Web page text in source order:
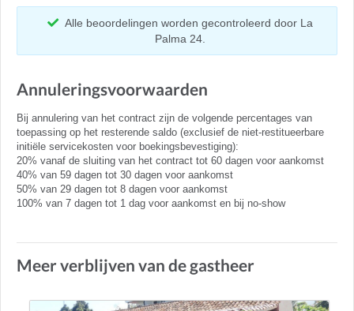
Alle beoordelingen worden gecontroleerd door La
Palma 24.
Annuleringsvoorwaarden
Bij annulering van het contract zijn de volgende percentages van
toepassing op het resterende saldo (exclusief de niet-restitueerbare
initiële servicekosten voor boekingsbevestiging):
20% vanaf de sluiting van het contract tot 60 dagen voor aankomst
40% van 59 dagen tot 30 dagen voor aankomst
50% van 29 dagen tot 8 dagen voor aankomst
100% van 7 dagen tot 1 dag voor aankomst en bij no-show
Meer verblijven van de gastheer